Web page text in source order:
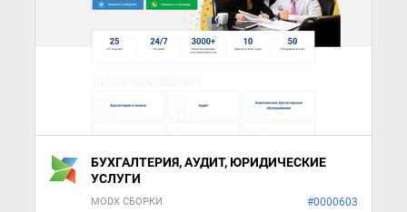
БУХГАЛТЕРИЯ, АУДИТ, ЮРИДИЧЕСКИЕ
УСЛУГИ
MODX СБОРКИ #0000603